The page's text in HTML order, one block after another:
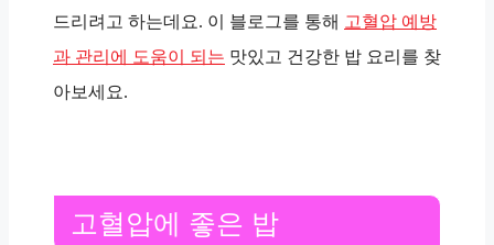
드리려고 하는데요. 이 블로그를 통해 고혈압 예방
과 관리에 도움이 되는 맛있고 건강한 밥 요리를 찾
아보세요.
고혈압에 좋은 밥